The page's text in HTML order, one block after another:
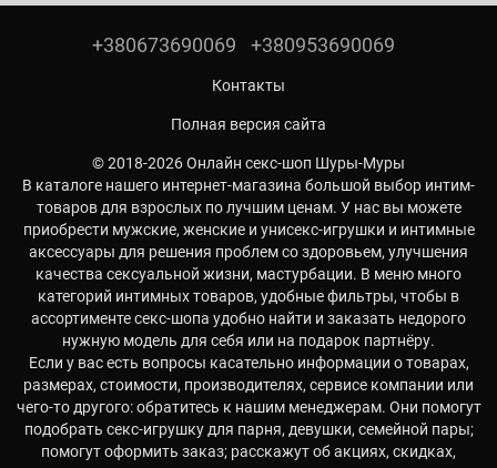
+380673690069 +380953690069
Контакты
Полная версия сайта
© 2018-2026 Онлайн секс-шоп Шуры-Муры
В каталоге нашего интернет-магазина большой выбор интим-
товаров для взрослых по лучшим ценам. У нас вы можете
приобрести мужские, женские и унисекс-игрушки и интимные
аксессуары для решения проблем со здоровьем, улучшения
качества сексуальной жизни, мастурбации. В меню много
категорий интимных товаров, удобные фильтры, чтобы в
ассортименте секс-шопа удобно найти и заказать недорого
нужную модель для себя или на подарок партнёру.
Если у вас есть вопросы касательно информации о товарах,
размерах, стоимости, производителях, сервисе компании или
чего-то другого: обратитесь к нашим менеджерам. Они помогут
подобрать секс-игрушку для парня, девушки, семейной пары;
помогут оформить заказ; расскажут об акциях, скидках,